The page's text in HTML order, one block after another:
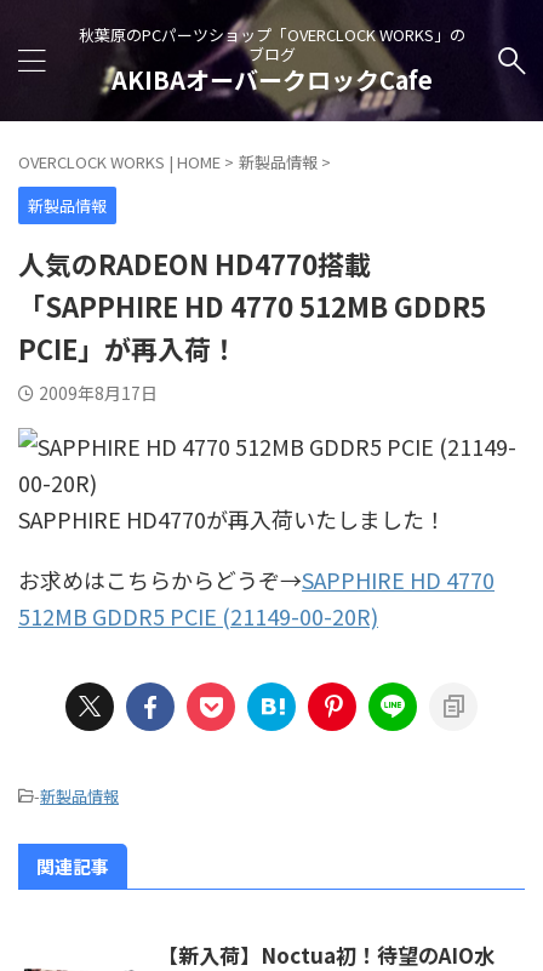
秋葉原のPCパーツショップ「OVERCLOCK WORKS」の
ブログ
AKIBAオーバークロックCafe
OVERCLOCK WORKS | HOME > 新製品情報 >
新製品情報
人気のRADEON HD4770搭載
「SAPPHIRE HD 4770 512MB GDDR5
PCIE」が再入荷！
2009年8月17日
SAPPHIRE HD4770が再入荷いたしました！
お求めはこちらからどうぞ→SAPPHIRE HD 4770
512MB GDDR5 PCIE (21149-00-20R)
-新製品情報
関連記事
【新入荷】Noctua初！待望のAIO水